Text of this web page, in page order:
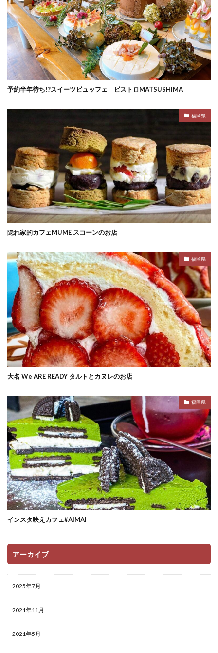
予約半年待ち!?スイーツビュッフェ ビストロMATSUSHIMA
福岡県
隠れ家的カフェMUME スコーンのお店
福岡県
大名 We ARE READY タルトとカヌレのお店
福岡県
インスタ映えカフェ#AIMAI
アーカイブ
2025年7月
2021年11月
2021年5月